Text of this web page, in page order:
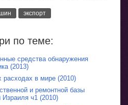
экспорт
по теме:
средства обнаружения
(2013)
в мире (2010)
и ремонтной базы
ч1 (2010)